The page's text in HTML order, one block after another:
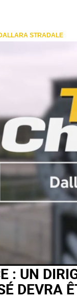
: UN
DEVRA